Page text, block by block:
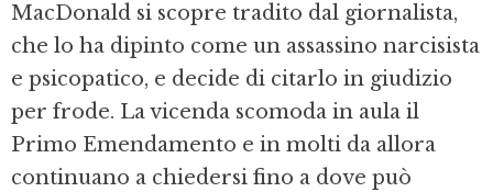
MacDonald si scopre tradito dal giornalista,
che lo ha dipinto come un assassino narcisista
e psicopatico, e decide di citarlo in giudizio
per frode. La vicenda scomoda in aula il
Primo Emendamento e in molti da allora
continuano a chiedersi fino a dove può